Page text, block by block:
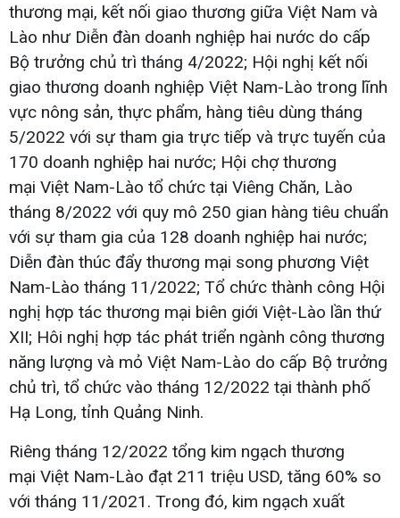
thương mại, kết nối giao thương giữa Việt Nam và
Lào như Diễn đàn doanh nghiệp hai nước do cấp
Bộ trưởng chủ trì tháng 4/2022; Hội nghị kết nối
giao thương doanh nghiệp Việt Nam-Lào trong lĩnh
vực nông sản, thực phẩm, hàng tiêu dùng tháng
5/2022 với sự tham gia trực tiếp và trực tuyến của
170 doanh nghiệp hai nước; Hội chợ thương
mại Việt Nam-Lào tổ chức tại Viêng Chăn, Lào
tháng 8/2022 với quy mô 250 gian hàng tiêu chuẩn
với sự tham gia của 128 doanh nghiệp hai nước;
Diễn đàn thúc đẩy thương mại song phương Việt
Nam-Lào tháng 11/2022; Tổ chức thành công Hội
nghị hợp tác thương mại biên giới Việt-Lào lần thứ
XII; Hôi nghị hợp tác phát triển ngành công thương
năng lượng và mỏ Việt Nam-Lào do cấp Bộ trưởng
chủ trì, tổ chức vào tháng 12/2022 tại thành phố
Hạ Long, tỉnh Quảng Ninh.
Riêng tháng 12/2022 tổng kim ngạch thương
mại Việt Nam-Lào đạt 211 triệu USD, tăng 60% so
với tháng 11/2021. Trong đó, kim ngạch xuất